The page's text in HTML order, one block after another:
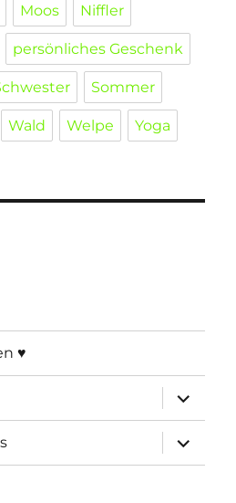
Moos Niffler
persönliches Geschenk
Sommer
Wald Welpe Yoga
♥
öffnen
öffnen